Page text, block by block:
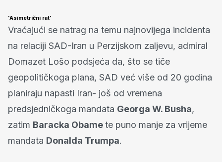
'Asimetrični rat'
Vraćajući se natrag na temu najnovijega incidenta
na relaciji SAD-Iran u Perzijskom zaljevu, admiral
Domazet Lošo podsjeća da, što se tiče
geopolitičkoga plana, SAD već više od 20 godina
planiraju napasti Iran- još od vremena
predsjedničkoga mandata Georga W. Busha,
zatim Baracka Obamete puno manje za vrijeme
mandata Donalda Trumpa.